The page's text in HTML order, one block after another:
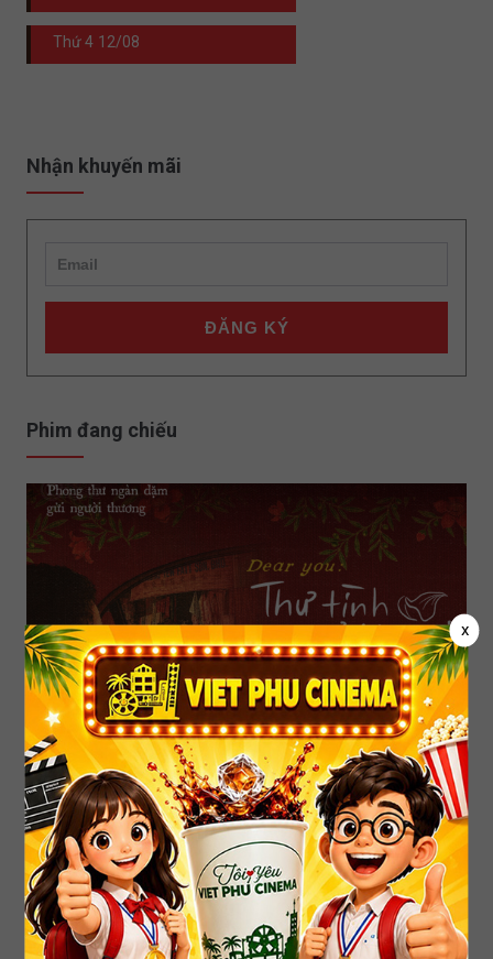
Thứ 4 12/08
Nhận khuyến mãi
ĐĂNG KÝ
Phim đang chiếu
DEAR YOU: THƯ TÌNH GỬI NGOẠI
x